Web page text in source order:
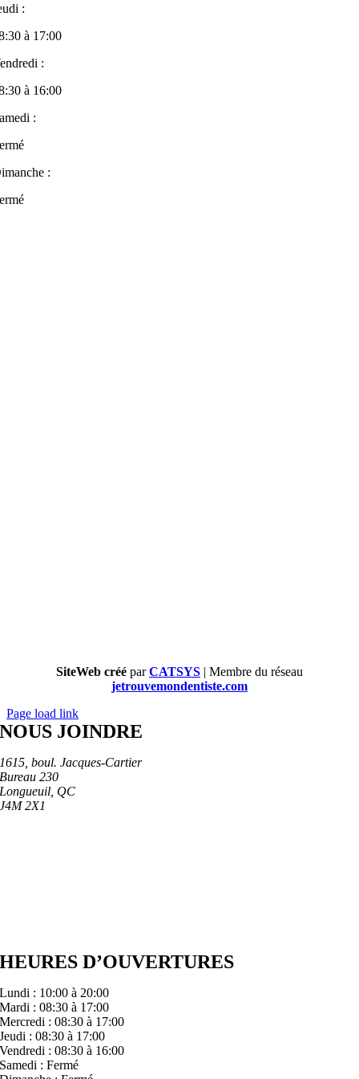
:
à 17:00
:
à 16:00
:
:
SiteWeb créé parCATSYS | Membre du réseau
jetrouvemondentiste.com
Page load link
NOUS JOINDRE
1615, boul. Jacques-Cartier
Bureau 230
Longueuil, QC
J4M 2X1
HEURES D’OUVERTURES
Lundi : 10:00 à 20:00
Mardi : 08:30 à 17:00
Mercredi : 08:30 à 17:00
Jeudi : 08:30 à 17:00
Vendredi : 08:30 à 16:00
Samedi : Fermé